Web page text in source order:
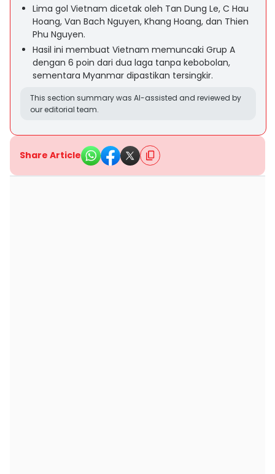
Lima gol Vietnam dicetak oleh Tan Dung Le, C Hau
Hoang, Van Bach Nguyen, Khang Hoang, dan Thien
Phu Nguyen.
Hasil ini membuat Vietnam memuncaki Grup A
dengan 6 poin dari dua laga tanpa kebobolan,
sementara Myanmar dipastikan tersingkir.
This section summary was AI-assisted and reviewed by
our editorial team.
Share Article